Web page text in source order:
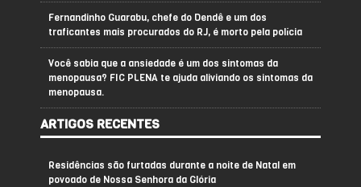
Fernandinho Guarabu, chefe do Dendê e um dos
traficantes mais procurados do RJ, é morto pela polícia
Você sabia que a ansiedade é um dos sintomas da
menopausa? FIC PLENA te ajuda aliviando os sintomas da
menopausa.
ARTIGOS RECENTES
Residências são furtadas durante a noite de Natal em
povoado de Nossa Senhora da Glória